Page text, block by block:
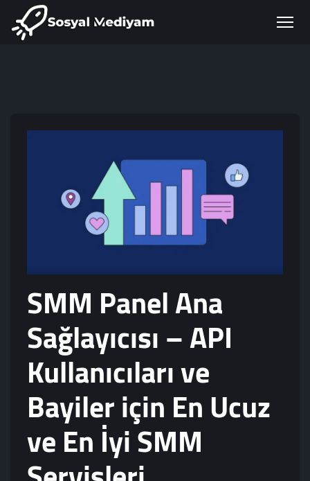
SMM Panel Ana
Sağlayıcısı – API
Kullanıcıları ve
Bayiler için En Ucuz
ve En İyi SMM